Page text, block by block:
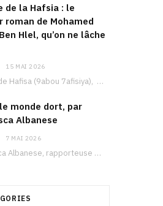
de la Hafsia : le
roman de Mohamed
Hlel, qu’on ne lâche
15 MAI 2026
Le cave de Hafisa (9abou 7afisiya), premier roman du journaliste tunisien Mohamed Amine Ben Hlel,…
monde dort, par
Albanese
7 MAI 2026
Francesca Albanese, rapporteuse spéciale de l’ONU sur les territoires palestiniens occupés, était à Tunis pour…